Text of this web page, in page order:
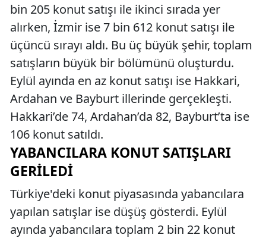
bin 205 konut satışı ile ikinci sırada yer
alırken, İzmir ise 7 bin 612 konut satışı ile
üçüncü sırayı aldı. Bu üç büyük şehir, toplam
satışların büyük bir bölümünü oluşturdu.
Eylül ayında en az konut satışı ise Hakkari,
Ardahan ve Bayburt illerinde gerçekleşti.
Hakkari’de 74, Ardahan’da 82, Bayburt’ta ise
106 konut satıldı.
YABANCILARA KONUT SATIŞLARI
GERILEDI
Türkiye'deki konut piyasasında yabancılara
yapılan satışlar ise düşüş gösterdi. Eylül
ayında yabancılara toplam 2 bin 22 konut